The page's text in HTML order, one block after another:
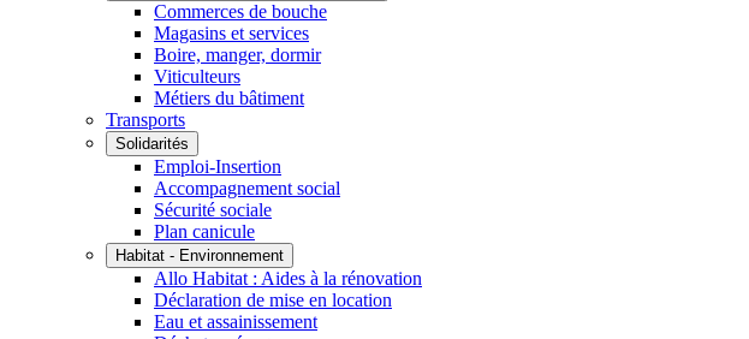
Commerces de bouche
Magasins et services
Boire, manger, dormir
Viticulteurs
Métiers du bâtiment
Transports
Solidarités
Emploi-Insertion
Accompagnement social
Sécurité sociale
Plan canicule
Habitat - Environnement
Allo Habitat : Aides à la rénovation
Déclaration de mise en location
Eau et assainissement